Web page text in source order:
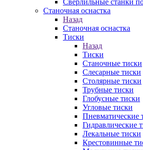
Сверлильные станки
Станочная оснастка
Назад
Станочная оснастка
Тиски
Назад
Тиски
Станочные тиски
Слесарные тиски
Столярные тиски
Трубные тиски
Глобусные тиски
Угловые тиски
Пневматические
Гидравлические
Лекальные тиски
Крестовинные